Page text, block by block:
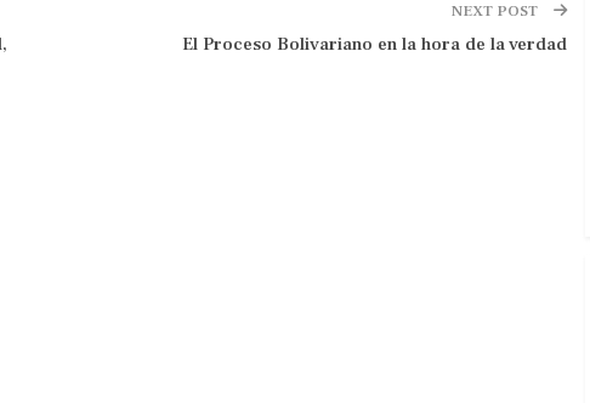
NEXT POST
El Proceso Bolivariano en la hora de la verdad